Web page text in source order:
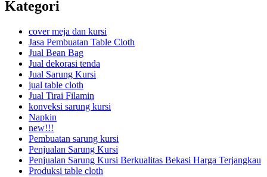
Kategori
cover meja dan kursi
Jasa Pembuatan Table Cloth
Jual Bean Bag
Jual dekorasi tenda
Jual Sarung Kursi
jual table cloth
Jual Tirai Filamin
konveksi sarung kursi
Napkin
new!!!
Pembuatan sarung kursi
Penjualan Sarung Kursi
Penjualan Sarung Kursi Berkualitas Bekasi Harga Terjangkau
Produksi table cloth